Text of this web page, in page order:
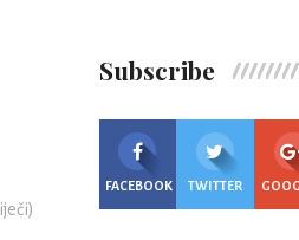
Subscribe
FACEBOOK TWITTER